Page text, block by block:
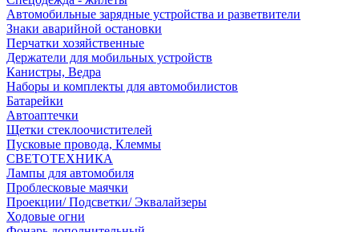
Автомобильные зарядные устройства и разветвители
Знаки аварийной остановки
Перчатки хозяйственные
Держатели для мобильных устройств
Канистры, Ведра
Наборы и комплекты для автомобилистов
Батарейки
Автоаптечки
Щетки стеклоочистителей
Пусковые провода, Клеммы
СВЕТОТЕХНИКА
Лампы для автомобиля
Проблесковые маячки
Проекции/ Подсветки/ Эквалайзеры
Ходовые огни